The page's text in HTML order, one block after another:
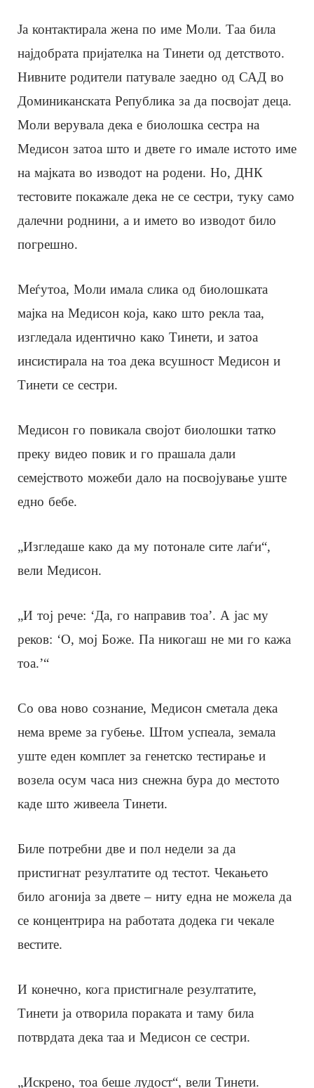
Ја контактирала жена по име Моли. Таа била
најдобрата пријателка на Тинети од детството.
Нивните родители патувале заедно од САД во
Доминиканската Република за да посвојат деца.
Моли верувала дека е биолошка сестра на
Медисон затоа што и двете го имале истото име
на мајката во изводот на родени. Но, ДНК
тестовите покажале дека не се сестри, туку само
далечни роднини, а и името во изводот било
погрешно.
Меѓутоа, Моли имала слика од биолошката
мајка на Медисон која, како што рекла таа,
изгледала идентично како Тинети, и затоа
инсистирала на тоа дека всушност Медисон и
Тинети се сестри.
Медисон го повикала својот биолошки татко
преку видео повик и го прашала дали
семејството можеби дало на посвојување уште
едно бебе.
„Изгледаше како да му потонале сите лаѓи“,
вели Медисон.
„И тој рече: ‘Да, го направив тоа’. А јас му
реков: ‘О, мој Боже. Па никогаш не ми го кажа
тоа.’“
Со ова ново сознание, Медисон сметала дека
нема време за губење. Штом успеала, земала
уште еден комплет за генетско тестирање и
возела осум часа низ снежна бура до местото
каде што живеела Тинети.
Биле потребни две и пол недели за да
пристигнат резултатите од тестот. Чекањето
било агонија за двете – ниту една не можела да
се концентрира на работата додека ги чекале
вестите.
И конечно, кога пристигнале резултатите,
Тинети ја отворила пораката и таму била
потврдата дека таа и Медисон се сестри.
„Искрено, тоа беше лудост“, вели Тинети.